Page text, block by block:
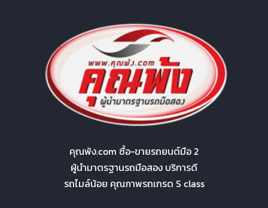
คุณพ้ง.com ซื้อ-ขายรถยนต์มือ 2
ผู้นำมาตรฐานรถมือสอง บริการดี
รถไมล์น้อย คุณภาพรถเกรด S class